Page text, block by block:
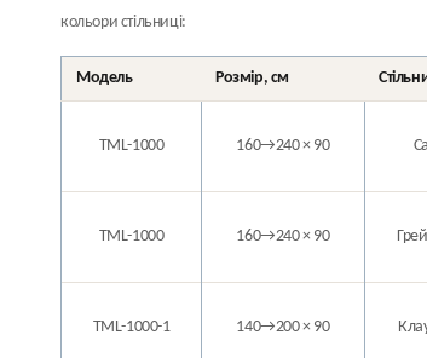
кольори стільниці:
Модель Розмір, см
TML-1000 160→240 × 90
TML-1000 160→240 × 90
TML-1000-1 140→200 × 90